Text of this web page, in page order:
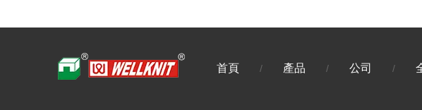
首頁 / 產品 / 公司 /